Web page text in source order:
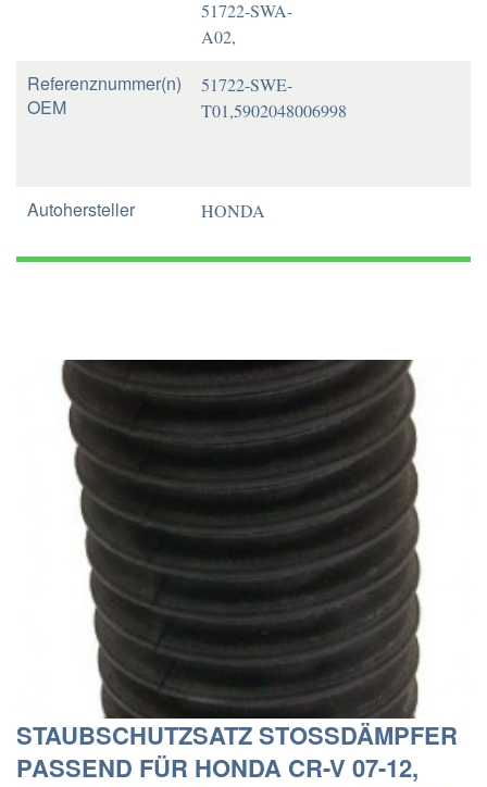
51722-SWA-
A02,
Referenznummer(n)
OEM
51722-SWE-
T01,5902048006998
Autohersteller HONDA
STAUBSCHUTZSATZ STOSSDÄMPFER P
ASSEND FÜR HONDA CR-V 07-12, H